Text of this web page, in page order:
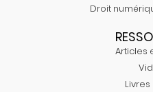
Droit
Articles